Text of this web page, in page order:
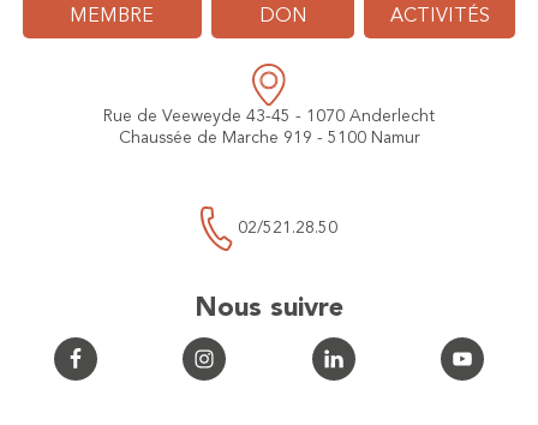
MEMBRE
DON
ACTIVITÉS
Rue de Veeweyde 43-45 - 1070 Anderlecht
Chaussée de Marche 919 - 5100 Namur
02/521.28.50
Nous suivre